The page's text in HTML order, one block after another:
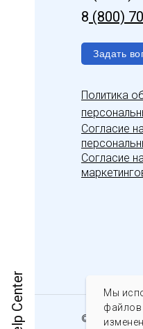
Help Center
Мы
файлов
Задать
8 (800)
© 2022-2026
Политика
Согласие
Согласие